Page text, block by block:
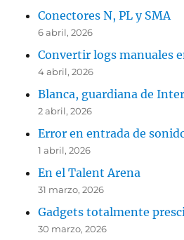
Conectores N, PL y SMA
6 abril, 2026
Convertir logs manuales
4 abril, 2026
Blanca, guardiana de
2 abril, 2026
Error en entrada de
1 abril, 2026
En el Talent Arena
31 marzo, 2026
Gadgets totalmente
30 marzo, 2026